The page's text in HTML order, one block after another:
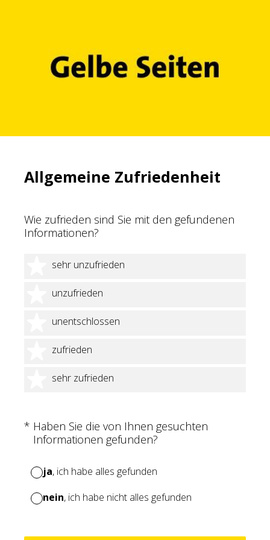
Allgemeine Zufriedenheit
Wie zufrieden sind Sie mit den gefundenen
Informationen?
sehr unzufrieden
1 Stern
unzufrieden
2 Sterne
unentschlossen
3 Sterne
zufrieden
4 Sterne
sehr zufrieden
5 Sterne
* Haben Sie die von Ihnen gesuchten
Informationen gefunden?
(Erforderlich.)
ja, ich habe alles gefunden
nein, ich habe nicht alles gefunden